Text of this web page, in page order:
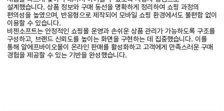
설계했습니다. 상품 정보와 구매 동선을 명확하게 정리하여 쇼핑 과정의
편의성을 높였으며, 반응형으로 제작되어 모바일 쇼핑 환경에서도 불편함 없이
이용할 수 있습니다.
비젠소프트는 안정적인 쇼핑몰 운영과 손쉬운 상품 관리가 가능하도록 구조를
구성하고, 브랜드 신뢰도를 높이는 화면을 구현하는 데 집중했습니다. 이를
통해 알에프바이오몰이 온라인 판매를 활성화하고 고객에게 만족스러운 구매
경험을 제공할 수 있는 기반을 완성했습니다.